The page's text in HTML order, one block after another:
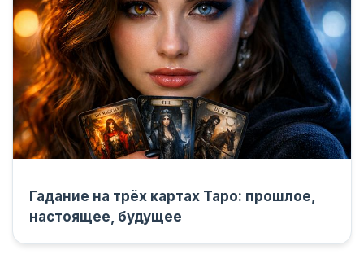
Гадание на трёх картах Таро: прошлое,
настоящее, будущее